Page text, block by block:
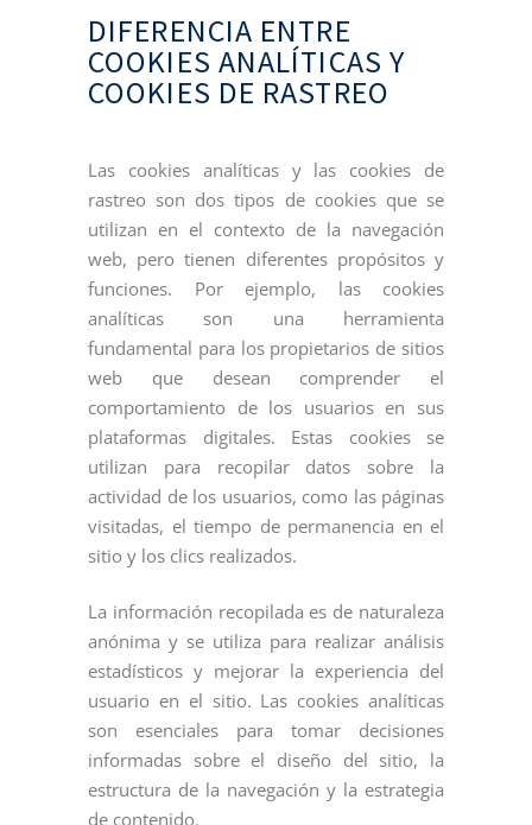
DIFERENCIA ENTRE
COOKIES ANALÍTICAS Y
COOKIES DE RASTREO
Las cookies analíticas y las cookies de
rastreo son dos tipos de cookies que se
utilizan en el contexto de la navegación
web, pero tienen diferentes propósitos y
funciones. Por ejemplo, las cookies
analíticas son una herramienta
fundamental para los propietarios de sitios
web que desean comprender el
comportamiento de los usuarios en sus
plataformas digitales. Estas cookies se
utilizan para recopilar datos sobre la
actividad de los usuarios, como las páginas
visitadas, el tiempo de permanencia en el
sitio y los clics realizados.
La información recopilada es de naturaleza
anónima y se utiliza para realizar análisis
estadísticos y mejorar la experiencia del
usuario en el sitio. Las cookies analíticas
son esenciales para tomar decisiones
informadas sobre el diseño del sitio, la
estructura de la navegación y la estrategia
de contenido.